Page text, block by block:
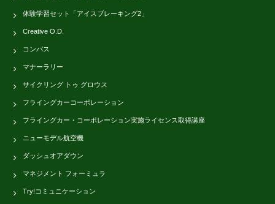
体験学習セット「アイスブレーキング2」
Creative O.D.
コンパス
マナーラリー
サイクリング トゥ グロウス
フライングカーコーポレーション
フライングカー・コーポレーション実施ライセンス取得講座
ニューモデル航空機
ダッシュオアダウン
マネジメント フォーミュラ
Try!コミュニケーション